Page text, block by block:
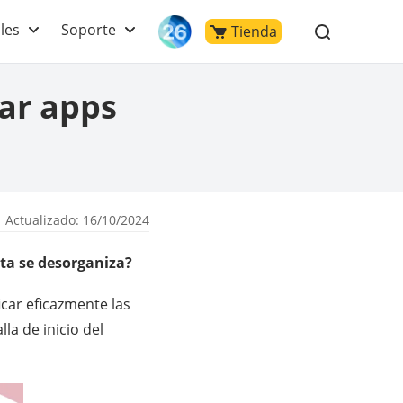
Soporte Tienda
apps
Actualizado: 16/10/2024
se desorganiza?
eficazmente las
de inicio del